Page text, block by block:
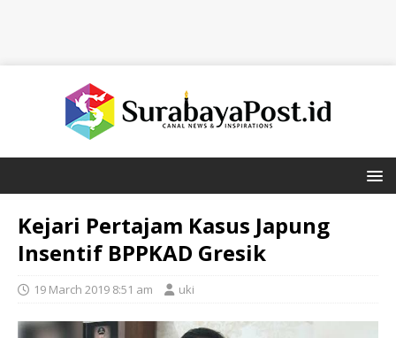
Kejari Pertajam Kasus Japung
Insentif BPPKAD Gresik
19 March 2019 8:51 am uki